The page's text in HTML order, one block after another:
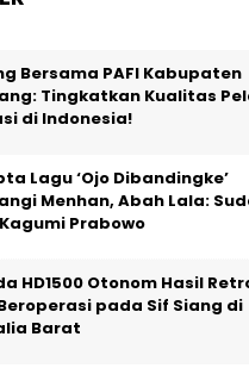
Bersama PAFI Kabupaten
Tingkatkan Kualitas
di Indonesia!
Lagu ‘Ojo Dibandingke’
Menhan, Abah Lala:
Prabowo
HD1500 Otonom Hasil
pada Sif Siang di
Barat